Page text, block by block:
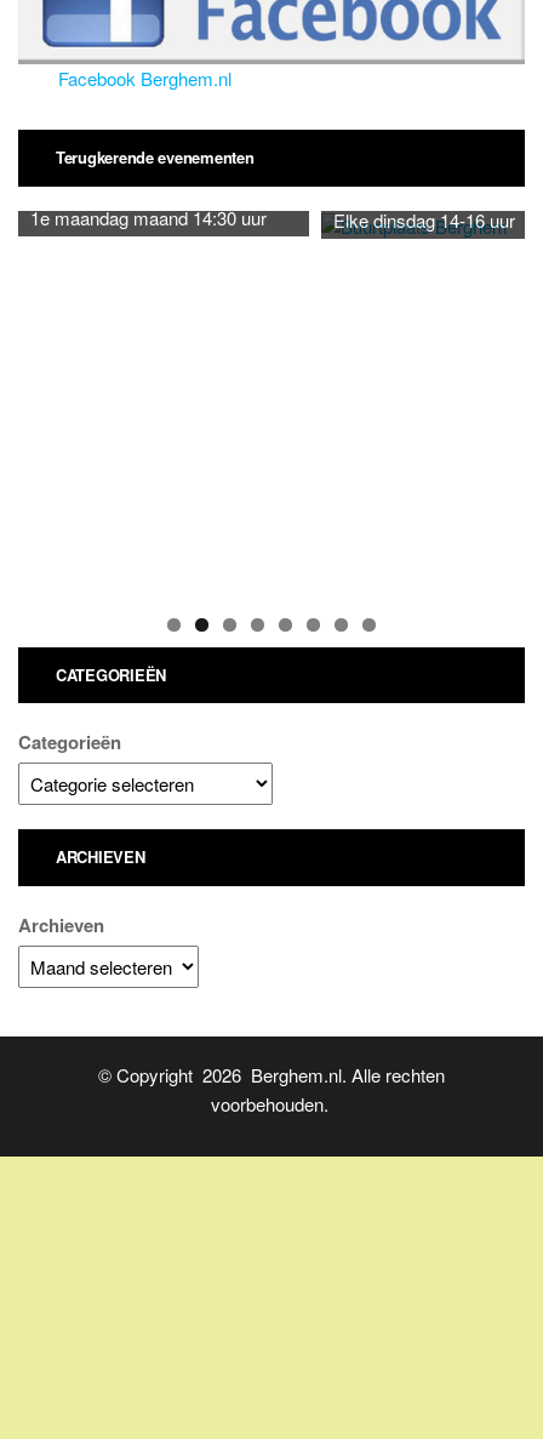
Facebook Berghem.nl
Terugkerende evenementen
1e maandag maand 14:30 uur Elke dinsdag 14-16 uur
CATEGORIEËN
Categorieën
ARCHIEVEN
Archieven
© Copyright 2026 Berghem.nl. Alle rechten
voorbehouden.